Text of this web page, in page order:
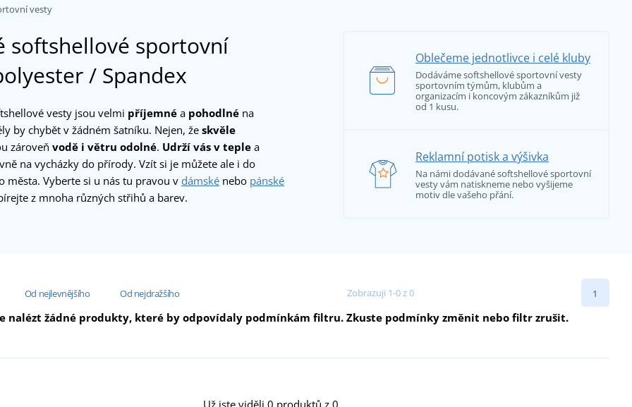
vesty
softshellové sportovní
/ Spandex
vesty jsou velmi příjemné a pohodlné na
by chybět v žádném šatníku. Nejen, že skvěle
zároveň vodě i větru odolné. Udrží vás v teple a
na vycházky do přírody. Vzít si je můžete ale i do
města. Vyberte si u nás tu pravou v dámské nebo pánské
z mnoha různých střihů a barev.
Oblečeme jednotlivce i celé kluby
Dodáváme softshellové sportovní vesty
sportovním týmům, klubům a
organizacím i koncovým zákazníkům již
od 1 kusu.
Reklamní potisk a výšivka
Na námi dodávané softshellové sportovní
vesty vám natiskneme nebo vyšijeme
motiv dle vašeho přání.
Od nejlevnějšího Od nejdražšího Zobrazuji 1-0 z 0 1
nalézt žádné produkty, které by odpovídaly podmínkám filtru. Zkuste podmínky změnit nebo filtr zrušit.
Už jste viděli 0 produktů z 0.